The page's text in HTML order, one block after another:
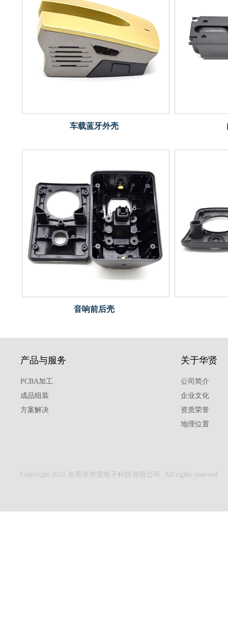
车载蓝牙外壳
音响前后壳
产品与服务
PCBA加工
成品组装
方案解决
关于华贤
公司简介
企业文化
资质荣誉
地理位置
Copyright 2020 东莞市华贤电子科技有限公司. All rights reserved